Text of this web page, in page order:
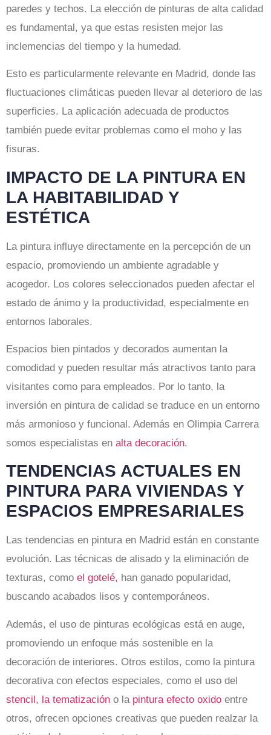
paredes y techos. La elección de pinturas de alta calidad
es fundamental, ya que estas resisten mejor las
inclemencias del tiempo y la humedad.
Esto es particularmente relevante en Madrid, donde las
fluctuaciones climáticas pueden llevar al deterioro de las
superficies. La aplicación adecuada de productos
también puede evitar problemas como el moho y las
fisuras.
IMPACTO DE LA PINTURA EN
LA HABITABILIDAD Y
ESTÉTICA
La pintura influye directamente en la percepción de un
espacio, promoviendo un ambiente agradable y
acogedor. Los colores seleccionados pueden afectar el
estado de ánimo y la productividad, especialmente en
entornos laborales.
Espacios bien pintados y decorados aumentan la
comodidad y pueden resultar más atractivos tanto para
visitantes como para empleados. Por lo tanto, la
inversión en pintura de calidad se traduce en un entorno
más armonioso y funcional. Además en Olimpia Carrera
somos especialistas en alta decoración.
TENDENCIAS ACTUALES EN
PINTURA PARA VIVIENDAS Y
ESPACIOS EMPRESARIALES
Las tendencias en pintura en Madrid están en constante
evolución. Las técnicas de alisado y la eliminación de
texturas, como el gotelé, han ganado popularidad,
buscando acabados lisos y contemporáneos.
Además, el uso de pinturas ecológicas está en auge,
promoviendo un enfoque más sostenible en la
decoración de interiores. Otros estilos, como la pintura
decorativa con efectos especiales, como el uso del
stencil, la tematización o la pintura efecto oxido entre
otros, ofrecen opciones creativas que pueden realzar la